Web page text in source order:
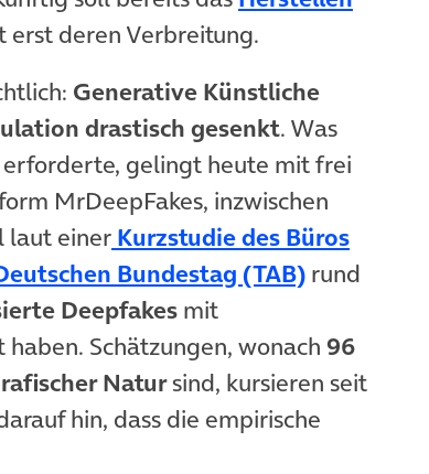
erst deren Verbreitung.
Generative Künstliche
drastisch gesenkt. Was
erforderte, gelingt heute mit frei
MrDeepFakes, inzwischen
laut einerKurzstudie des Büros
Bundestag (TAB)(öffnet in
rund
Deepfakes mit
Schätzungen, wonach96
Natursind, kursieren seit
hin, dass die empirische